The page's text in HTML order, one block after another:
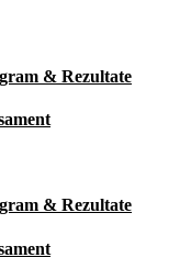
& Rezultate
& Rezultate